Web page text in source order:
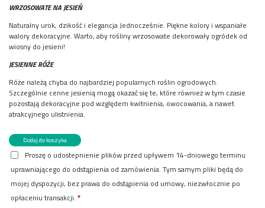
WRZOSOWATE NA JESIEŃ
Naturalny urok, dzikość i elegancja Jednocześnie. Piękne kolory i wspaniałe
walory dekoracyjne. Warto, aby rośliny wrzosowate dekorowały ogródek od
wiosny do jesieni!
JESIENNE RÓŻE
Róże należą chyba do najbardziej popularnych roślin ogrodowych.
Szczególnie cenne jesienią mogą okazać się te, które również w tym czasie
pozostają dekoracyjne pod względem kwitnienia, owocowania, a nawet
atrakcyjnego ulistnienia.
ilość
Działkowiec
9/2023
e-
wydanie
Dodaj do koszyka
Proszę o udostepnienie plików przed upływem 14-dniowego terminu
uprawniającego do odstąpienia od zamówienia. Tym samym pliki będą do
mojej dyspozycji, bez prawa do odstąpienia od umowy, niezwłocznie po
opłaceniu transakcji. *